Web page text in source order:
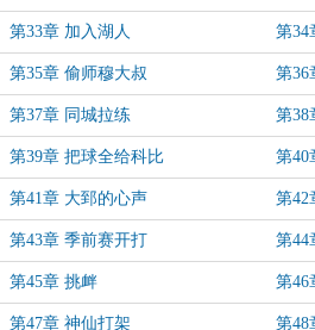
第33章 加入湖人 第34
第35章 偷师穆大叔 第36
第37章 同城拉练 第38
第39章 把球全给科比 第40
第41章 大郅的心声 第42
第43章 季前赛开打 第44
第45章 挑衅 第46
第47章 神仙打架 第48